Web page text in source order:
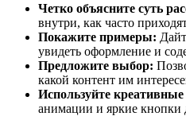
Четко объясните суть
внутри, как часто
Покажите примеры:
увидеть оформление и
Предложите выбор:
какой контент им
Используйте
анимации и яркие кнопки